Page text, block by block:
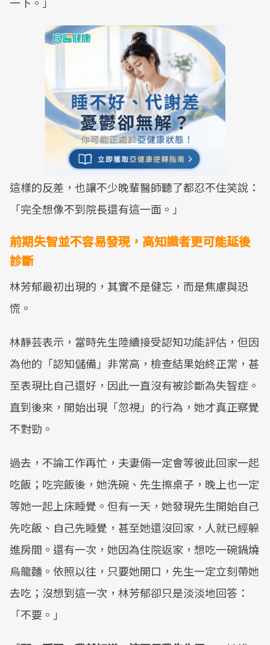
這樣的反差，也讓不少晚輩醫師聽了都忍不住笑說：
「完全想像不到院長還有這一面。」
前期失智並不容易發現，高知識者更可能延後
診斷
林芳郁最初出現的，其實不是健忘，而是焦慮與恐
慌。
林靜芸表示，當時先生陸續接受認知功能評估，但因
為他的「認知儲備」非常高，檢查結果始終正常，甚
至表現比自己還好，因此一直沒有被診斷為失智症。
直到後來，開始出現「忽視」的行為，她才真正察覺
不對勁。
過去，不論工作再忙，夫妻倆一定會等彼此回家一起
吃飯；吃完飯後，她洗碗、先生擦桌子，晚上也一定
等她一起上床睡覺。但有一天，她發現先生開始自己
先吃飯、自己先睡覺，甚至她還沒回家，人就已經躲
進房間。還有一次，她因為住院返家，想吃一碗鍋燒
烏龍麵。依照以往，只要她開口，先生一定立刻帶她
去吃；沒想到這一次，林芳郁卻只是淡淡地回答：
「不要。」